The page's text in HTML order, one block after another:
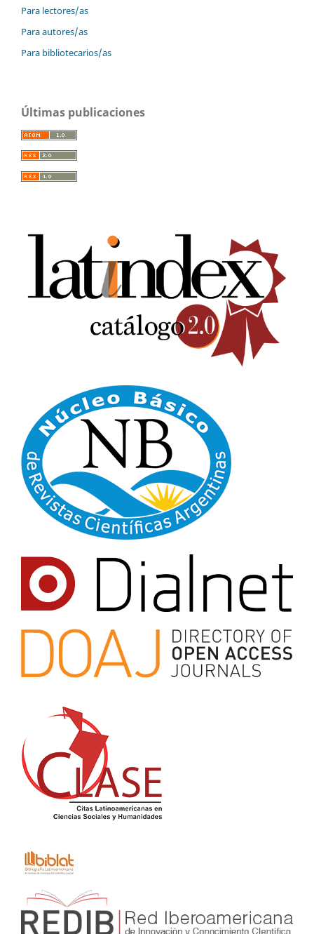
Para lectores/as
Para autores/as
Para bibliotecarios/as
Últimas publicaciones